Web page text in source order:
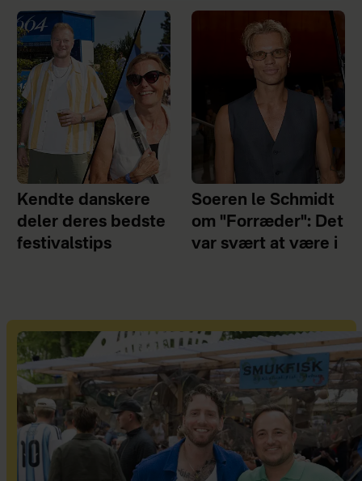
Kendte danskere
deler deres bedste
festivalstips
Soeren le Schmidt
om "Forræder": Det
var svært at være i